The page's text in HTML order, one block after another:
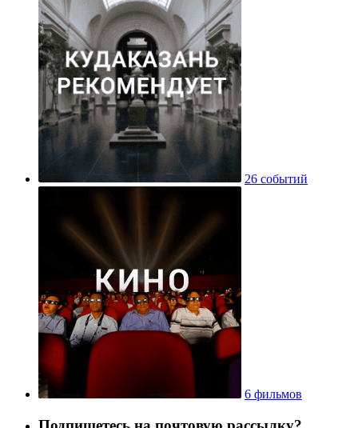
26 событий
6 фильмов